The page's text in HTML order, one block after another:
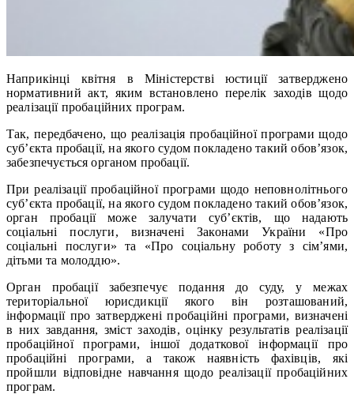
Наприкінці квітня в Міністерстві юстиції затверджено
нормативний акт, яким встановлено перелік заходів щодо
реалізації пробаційних програм.
Так, передбачено, що реалізація пробаційної програми щодо
суб’єкта пробації, на якого судом покладено такий обов’язок,
забезпечується органом пробації.
При реалізації пробаційної програми щодо неповнолітнього
суб’єкта пробації, на якого судом покладено такий обов’язок,
орган пробації може залучати суб’єктів, що надають
соціальні послуги, визначені Законами України «Про
соціальні послуги» та «Про соціальну роботу з сім’ями,
дітьми та молоддю».
Орган пробації забезпечує подання до суду, у межах
територіальної юрисдикції якого він розташований,
інформації про затверджені пробаційні програми, визначені
в них завдання, зміст заходів, оцінку результатів реалізації
пробаційної програми, іншої додаткової інформації про
пробаційні програми, а також наявність фахівців, які
пройшли відповідне навчання щодо реалізації пробаційних
програм.